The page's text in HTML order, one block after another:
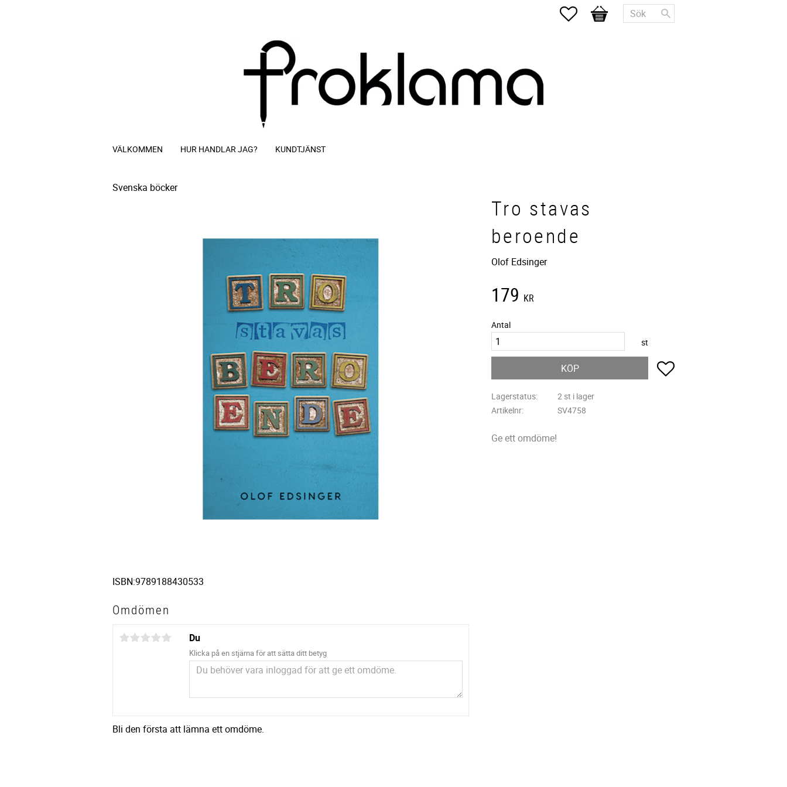
Favoriter
Kundvagn
VÄLKOMMEN HUR HANDLAR JAG? KUNDTJÄNST
Svenska böcker
Tro stavas
beroende
Olof Edsinger
179 KR
Antal
st
KÖP Lägg till i favoriter
Lagerstatus
2 st i lager
Artikelnr
SV4758
Ge ett omdöme!
ISBN:9789188430533
Omdömen
Du
Klicka på en stjärna för att sätta ditt betyg
Bli den första att lämna ett omdöme.